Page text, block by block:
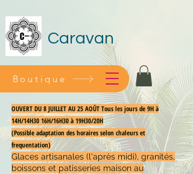
Caravan
OUVERT DU 8 JUILLET AU 25 AOÛT Tous les jours de 9H à
14H/14H30 16H/16H30 à 19H30/20H
(Possible adaptation des horaires selon chaleurs et
frequentation)
Glaces artisanales (l'après midi), granités,
boissons et patisseries maison au
Boutique